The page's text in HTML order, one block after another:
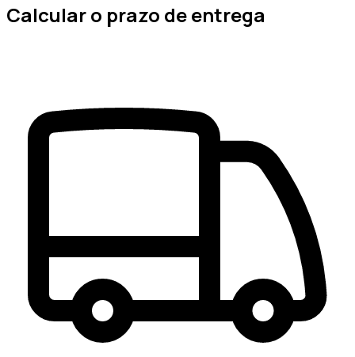
Calcular o prazo de entrega